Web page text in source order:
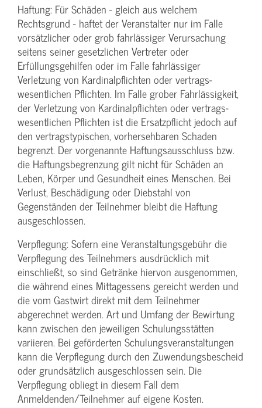
Haftung: Für Schäden - gleich aus welchem
Rechtsgrund - haftet der Veranstalter nur im Falle
vorsätzlicher oder grob fahrlässiger Verursachung
seitens seiner gesetzlichen Vertreter oder
Erfüllungsgehilfen oder im Falle fahrlässiger
Verletzung von Kardinalpflichten oder vertrags­
wesentlichen Pflichten. Im Falle grober Fahrlässigkeit,
der Verletzung von Kardinalpflichten oder vertrags­
wesentlichen Pflichten ist die Ersatzpflicht jedoch auf
den vertragstypischen, vorhersehbaren Schaden
begrenzt. Der vorgenannte Haftungs­ausschluss bzw.
die Haftungs­begrenzung gilt nicht für Schäden an
Leben, Körper und Gesundheit eines Menschen. Bei
Verlust, Beschädigung oder Diebstahl von
Gegenständen der Teilnehmer bleibt die Haftung
ausgeschlossen.
Verpflegung: Sofern eine Veranstaltungs­gebühr die
Verpflegung des Teilnehmers ausdrücklich mit
einschließt, so sind Getränke hiervon ausgenommen,
die während eines Mittagessens gereicht werden und
die vom Gastwirt direkt mit dem Teilnehmer
abgerechnet werden. Art und Umfang der Bewirtung
kann zwischen den jeweiligen Schulungsstätten
variieren. Bei geförderten Schulungs­veranstaltungen
kann die Verpflegung durch den Zuwendungs­bescheid
oder grundsätzlich ausgeschlossen sein. Die
Verpflegung obliegt in diesem Fall dem
Anmeldenden/­Teilnehmer auf eigene Kosten.